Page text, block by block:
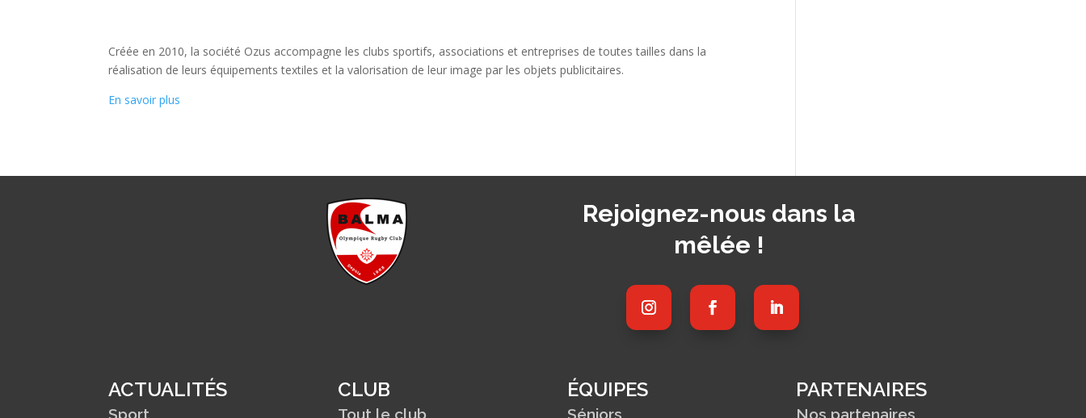
Créée en 2010, la société Ozus accompagne les clubs sportifs, associations et entreprises de toutes tailles dans la
réalisation de leurs équipements textiles et la valorisation de leur image par les objets publicitaires.
En savoir plus
Rejoignez-nous dans la
mêlée !
ACTUALITÉS
Sport
CLUB
Tout le club
ÉQUIPES
Séniors
PARTENAIRES
Nos partenaires